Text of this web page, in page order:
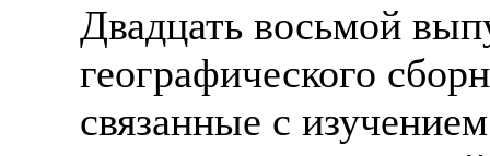
Двадцать восьмой
географического
связанные с